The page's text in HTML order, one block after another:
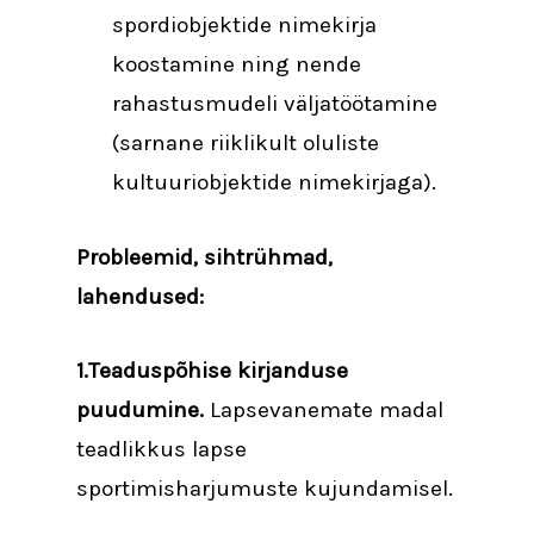
spordiobjektide nimekirja
koostamine ning nende
rahastusmudeli väljatöötamine
(sarnane riiklikult oluliste
kultuuriobjektide nimekirjaga).
Probleemid, sihtrühmad,
lahendused:
1.Teaduspõhise kirjanduse
puudumine. Lapsevanemate madal
teadlikkus lapse
sportimisharjumuste kujundamisel.